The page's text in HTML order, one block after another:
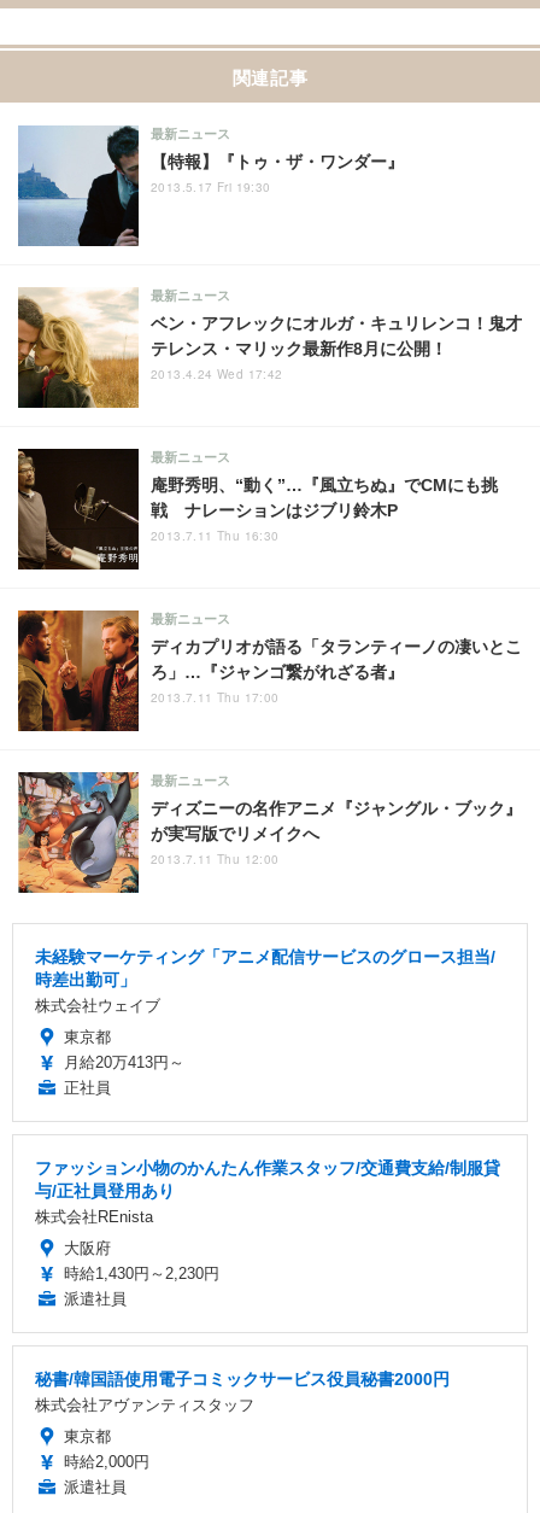
関連記事
【特報】『トゥ・ザ・ワンダー』
最新ニュース
2013.5.17 Fri 19:30
ベン・アフレックにオルガ・キュリレンコ！鬼才
テレンス・マリック最新作8月に公開！
最新ニュース
2013.4.24 Wed 17:42
庵野秀明、“動く”…『風立ちぬ』でCMにも挑
戦 ナレーションはジブリ鈴木P
最新ニュース
2013.7.11 Thu 16:30
ディカプリオが語る「タランティーノの凄いとこ
ろ」…『ジャンゴ繋がれざる者』
最新ニュース
2013.7.11 Thu 17:00
ディズニーの名作アニメ『ジャングル・ブック』
が実写版でリメイクへ
最新ニュース
2013.7.11 Thu 12:00
未経験マーケティング「アニメ配信サービスのグロース担当/
時差出勤可」
株式会社ウェイブ
東京都
月給20万413円～
正社員
ファッション小物のかんたん作業スタッフ/交通費支給/制服貸
与/正社員登用あり
株式会社REnista
大阪府
時給1,430円～2,230円
派遣社員
秘書/韓国語使用電子コミックサービス役員秘書2000円
株式会社アヴァンティスタッフ
東京都
時給2,000円
派遣社員